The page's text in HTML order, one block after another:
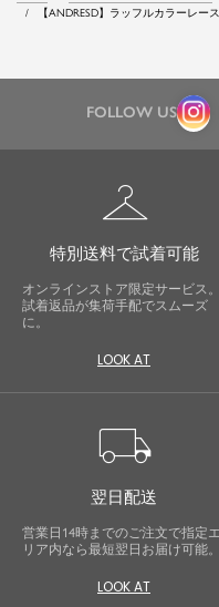
【ANDRESD】ラッフルカラーレ
FOLLOW US
checkroom
特別送料で試着可能
オンラインストア限定サービス。
試着返品が集荷手配でスムーズ
に。
LOOK AT
local_shipping
翌日配送
営業日14時までのご注文で指定エ
リア内なら最短翌日お届け可能。
LOOK AT